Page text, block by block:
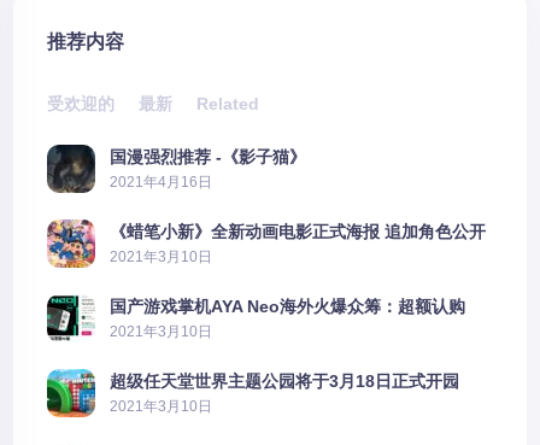
推荐内容
受欢迎的 最新 Related
国漫强烈推荐 -《影子猫》
2021年4月16日
《蜡笔小新》全新动画电影正式海报 追加角色公开
2021年3月10日
国产游戏掌机AYA Neo海外火爆众筹：超额认购
2606%
2021年3月10日
超级任天堂世界主题公园将于3月18日正式开园
2021年3月10日